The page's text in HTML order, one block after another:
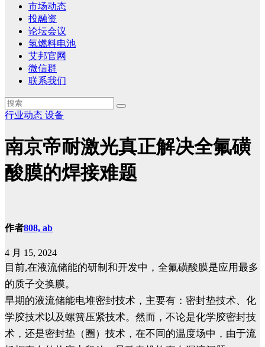
市场动态
投融资
论坛会议
氢燃料电池
艾邦官网
微信群
联系我们
行业动态 设备
南京帝耐激光真正解决全氟磺
酸膜的焊接难题
作者808, ab
4 月 15, 2024
目前,在液流储能的研制和开发中，全氟磺酸膜是应用最多
的质子交换膜。
早期的液流储能电堆密封技术，主要有：密封垫技术、化
学胶技术以及螺簧压紧技术。然而，不论是化学胶密封技
术，还是密封垫（圈）技术，在不同的温度场中，由于流